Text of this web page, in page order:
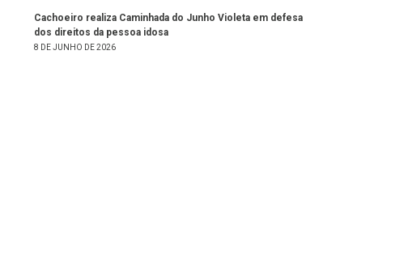
Cachoeiro realiza Caminhada do Junho Violeta em defesa
dos direitos da pessoa idosa
8 DE JUNHO DE 2026